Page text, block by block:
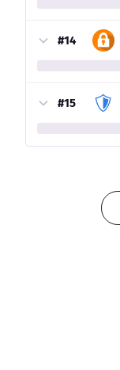
#14
#15